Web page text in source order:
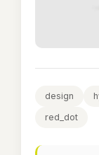
design
red_dot